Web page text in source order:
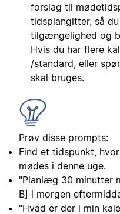
forslag til
tidsplangitter, så
tilgængelighed og
Hvis du har flere
/standard, eller
skal bruges.
Prøv disse prompts:
Find et tidspunkt,
mødes i denne uge.
"Planlæg 30 minutter
B] i morgen
"Hvad er der i min